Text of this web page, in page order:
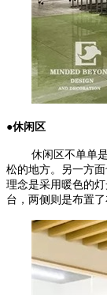
●休闲区
休闲区不单单
松的地方。另一方
理念是采用暖色的
台，两侧则是布置